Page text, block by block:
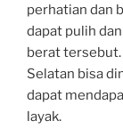
perhatian dan
dapat pulih
berat tersebut.
Selatan bisa
dapat
layak.